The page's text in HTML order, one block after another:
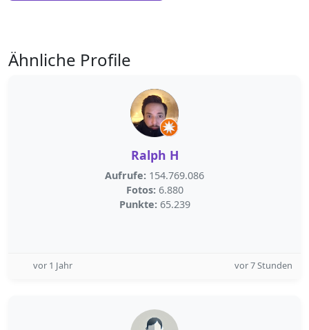
Ähnliche Profile
Ralph H
Aufrufe: 154.769.086
Fotos: 6.880
Punkte: 65.239
vor 1 Jahr vor 7 Stunden